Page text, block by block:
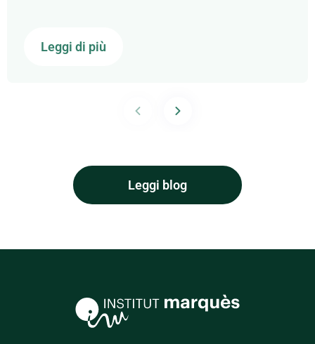
Leggi di più
Leggi blog